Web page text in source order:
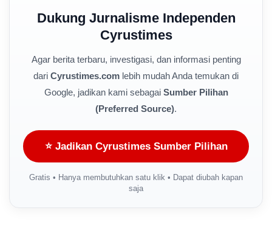
Dukung Jurnalisme Independen
Cyrustimes
Agar berita terbaru, investigasi, dan informasi penting
dari Cyrustimes.com lebih mudah Anda temukan di
Google, jadikan kami sebagai Sumber Pilihan
(Preferred Source).
⭐ Jadikan Cyrustimes Sumber Pilihan
Gratis • Hanya membutuhkan satu klik • Dapat diubah kapan
saja